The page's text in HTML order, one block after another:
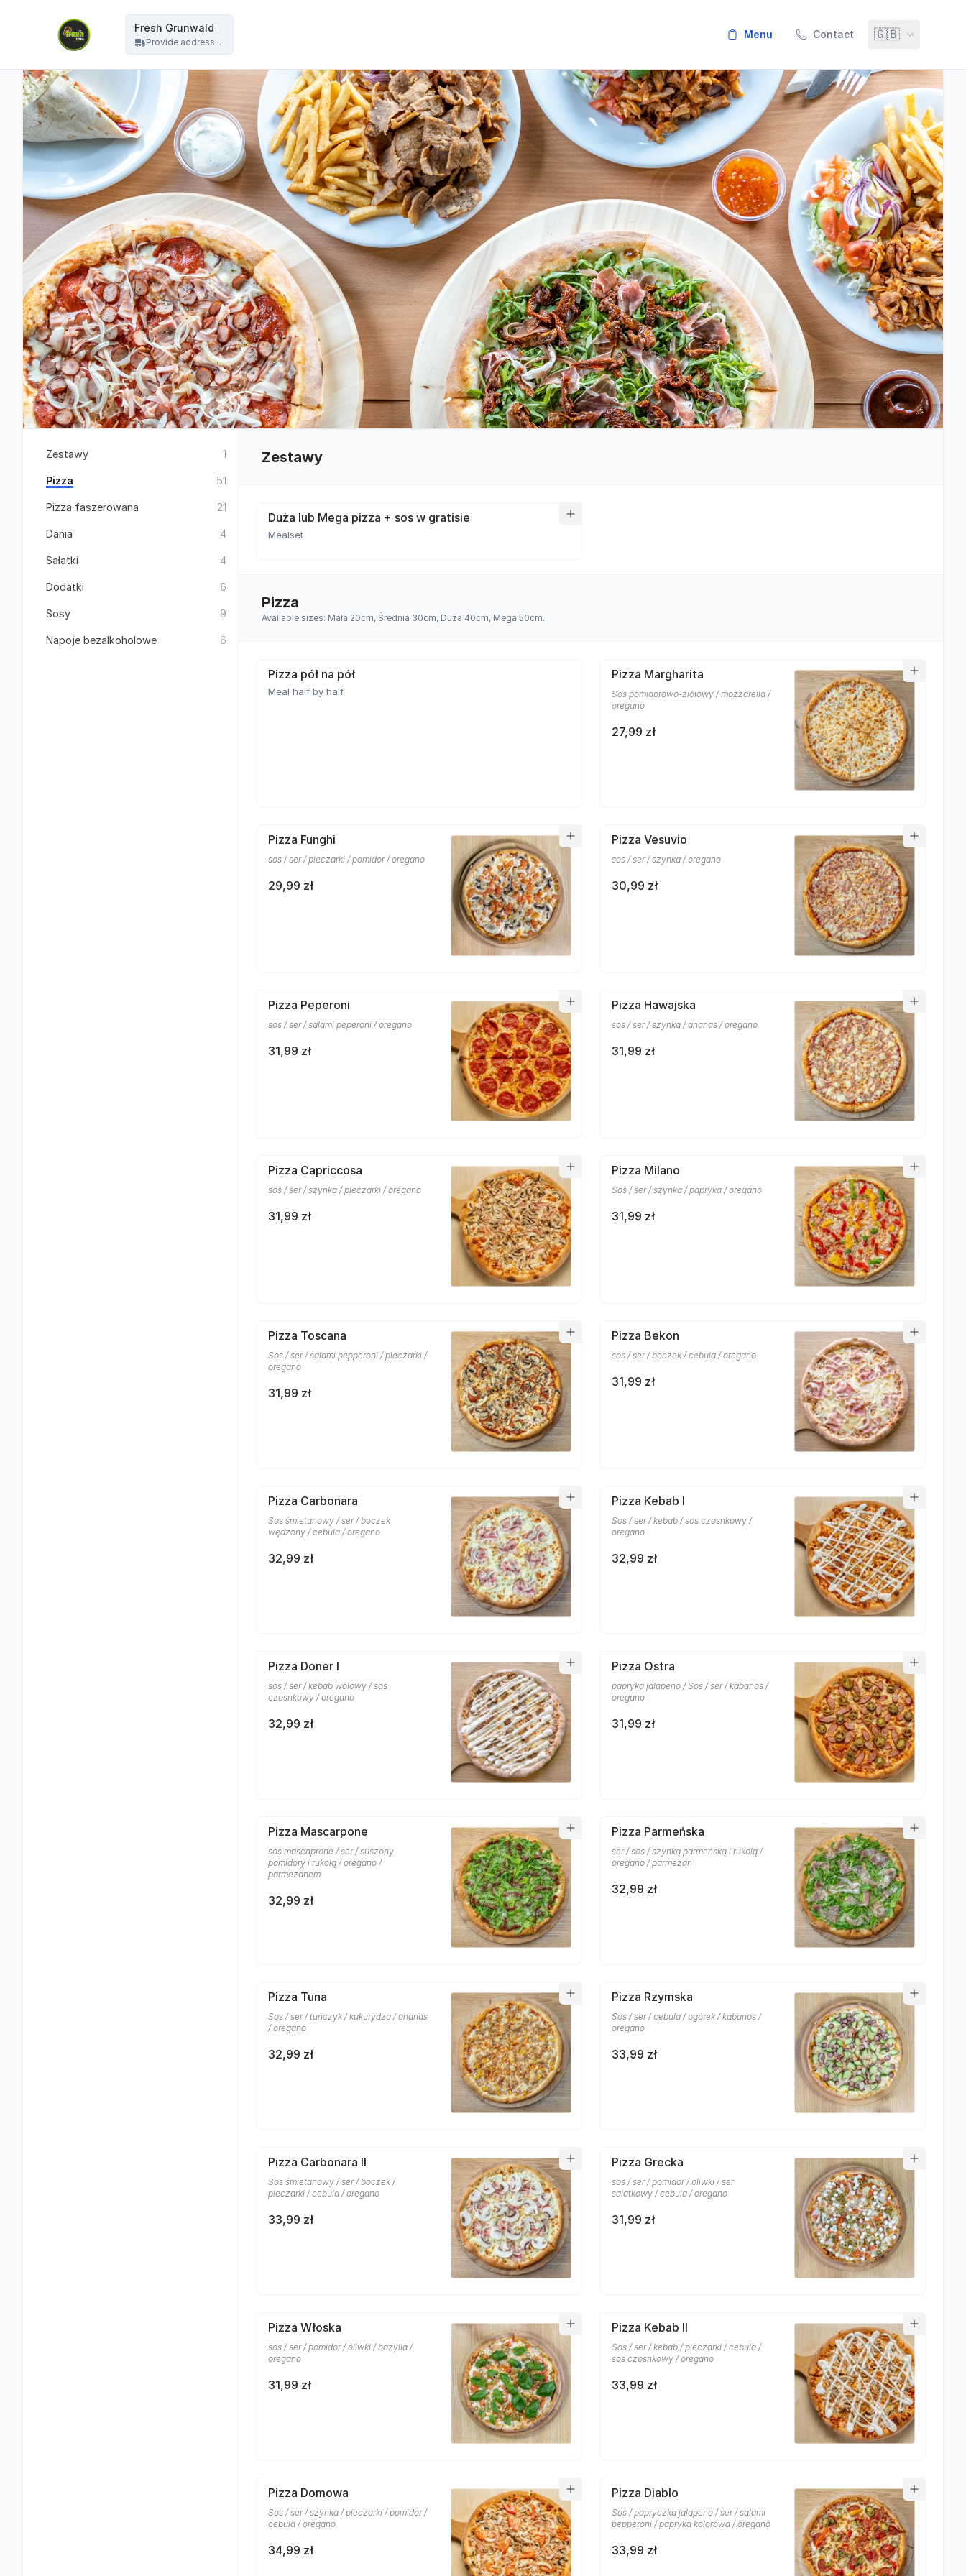
Fresh Grunwald
Provide address...
menu Contact 🇬🇧
Zestawy 1
Pizza 51
Pizza faszerowana 21
Dania 4
Sałatki 4
Dodatki 6
Sosy 9
Napoje bezalkoholowe 6
Zestawy
Duża lub Mega pizza + sos w gratisie
Mealset
Pizza
Available sizes: Mała 20cm, Średnia 30cm, Duża 40cm, Mega 50cm.
Pizza pół na pół
Meal half by half
Pizza Margharita
Sos pomidorowo-ziołowy / mozzarella /
oregano
27,99 zł
Pizza Funghi
sos / ser / pieczarki / pomidor / oregano
29,99 zł
Pizza Vesuvio
sos / ser / szynka / oregano
30,99 zł
Pizza Peperoni
sos / ser / salami peperoni / oregano
31,99 zł
Pizza Hawajska
sos / ser / szynka / ananas / oregano
31,99 zł
Pizza Capriccosa
sos / ser / szynka / pieczarki / oregano
31,99 zł
Pizza Milano
Sos / ser / szynka / papryka / oregano
31,99 zł
Pizza Toscana
Sos / ser / salami pepperoni / pieczarki /
oregano
31,99 zł
Pizza Bekon
sos / ser / boczek / cebula / oregano
31,99 zł
Pizza Carbonara
Sos śmietanowy / ser / boczek
wędzony / cebula / oregano
32,99 zł
Pizza Kebab I
Sos / ser / kebab / sos czosnkowy /
oregano
32,99 zł
Pizza Doner I
sos / ser / kebab wolowy / sos
czosnkowy / oregano
32,99 zł
Pizza Ostra
papryka jalapeno / Sos / ser / kabanos /
oregano
31,99 zł
Pizza Mascarpone
sos mascaprone / ser / suszony
pomidory i rukolą / oregano /
parmezanem
32,99 zł
Pizza Parmeńska
ser / sos / szynką parmeńską i rukolą /
oregano / parmezan
32,99 zł
Pizza Tuna
Sos / ser / tuńczyk / kukurydza / ananas
/ oregano
32,99 zł
Pizza Rzymska
Sos / ser / cebula / ogórek / kabanos /
oregano
33,99 zł
Pizza Carbonara II
Sos śmietanowy / ser / boczek /
pieczarki / cebula / oregano
33,99 zł
Pizza Grecka
sos / ser / pomidor / oliwki / ser
salatkowy / cebula / oregano
31,99 zł
Pizza Włoska
sos / ser / pomidor / oliwki / bazylia /
oregano
31,99 zł
Pizza Kebab II
Sos / ser / kebab / pieczarki / cebula /
sos czosnkowy / oregano
33,99 zł
Pizza Domowa
Sos / ser / szynka / pieczarki / pomidor /
cebula / oregano
34,99 zł
Pizza Diablo
Sos / papryczka jalapeno / ser / salami
pepperoni / papryka kolorowa / oregano
33,99 zł